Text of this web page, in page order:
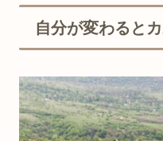
自分が変わると